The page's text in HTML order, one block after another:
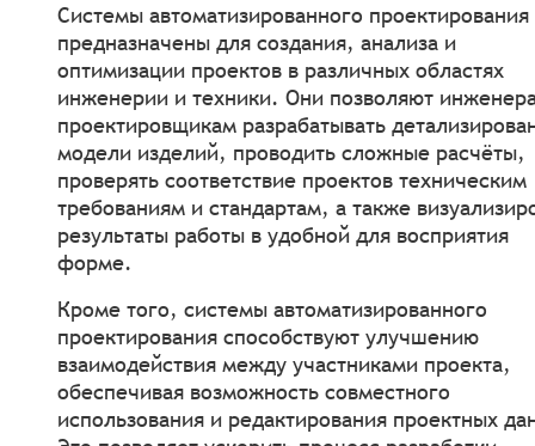
Системы автоматизированного проектирования
предназначены для создания, анализа и
оптимизации проектов в различных областях
инженерии и техники. Они позволяют
проектировщикам разрабатывать
модели изделий, проводить сложные расчёты,
проверять соответствие проектов техническим
требованиям и стандартам, а также
результаты работы в удобной для восприятия
форме.
Кроме того, системы автоматизированного
проектирования способствуют улучшению
взаимодействия между участниками проекта,
обеспечивая возможность совместного
использования и редактирования проектных